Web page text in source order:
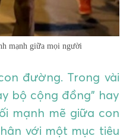
mạnh giữa mọi người
đường. Trong vài
bộ cộng đồng” hay
mạnh mẽ giữa con
với một mục tiêu